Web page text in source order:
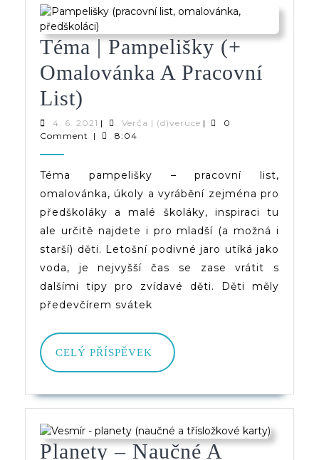
Téma | Pampelišky (+
Omalovánka A Pracovní
List)
|
(+
Omalovánka
A
Pracovní
List)
4. 6. 2021 4.
6.
| Verča | (d)veruceVerča
|
0
Comment
| 8:04
Téma pampelišky – pracovní list,
omalovánka, úkoly a vyrábění zejména pro
předškoláky a malé školáky, inspiraci tu
ale určitě najdete i pro mladší (a možná i
starší) děti. Letošní podivné jaro utíká jako
voda, je nejvyšší čas se zase vrátit s
dalšími tipy pro zvídavé děti. Děti měly
předevčírem svátek
CELÝ PŘÍSPĚVEK
CELÝ
PŘÍSPĚVEK
Planety – Naučné A